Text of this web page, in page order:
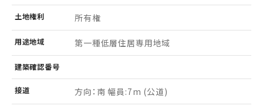
土地権利 所有権
用途地域 第一種低層住居専用地域
建築確認番号
接道 方向：南 幅員:7m (公道)